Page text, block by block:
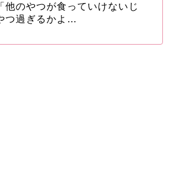
他のやつが食っていけないじ
つ過ぎるかよ…